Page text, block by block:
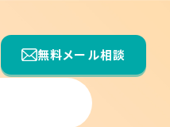
無料メール相談